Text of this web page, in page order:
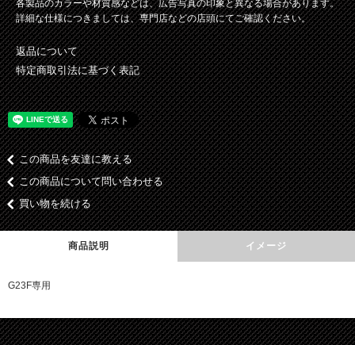
各製品のカラーや材質感などは、広告写真の印象と異なる場合があります。
詳細な仕様につきましては、専門店などの店頭にてご確認ください。
返品について
特定商取引法に基づく表記
この商品を友達に教える
この商品について問い合わせる
買い物を続ける
商品説明 イメージ
G23F専用